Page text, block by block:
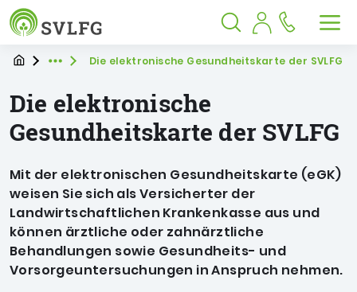
Inhalt
Suche
Springe zu: Hauptmenü
Sozialversicherung für
Suche öffnen
Suche schließen
StartpageExpand breadcrumb Navigation
Sie befinden sich hier
Die elektronische Gesundheitskarte der SVLFG
Die elektronische
Gesundheitskarte der SVLFG
Mit der elektronischen Gesundheitskarte (eGK)
weisen Sie sich als Versicherter der
Landwirtschaftlichen Krankenkasse aus und
können ärztliche oder zahnärztliche
Behandlungen sowie Gesundheits- und
Vorsorgeuntersuchungen in Anspruch nehmen.